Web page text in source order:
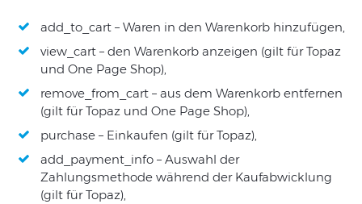
add_to_cart – Waren in den Warenkorb hinzufügen,
view_cart – den Warenkorb anzeigen (gilt für Topaz
und One Page Shop),
remove_from_cart – aus dem Warenkorb entfernen
(gilt für Topaz und One Page Shop),
purchase – Einkaufen (gilt für Topaz),
add_payment_info – Auswahl der
Zahlungsmethode während der Kaufabwicklung
(gilt für Topaz),